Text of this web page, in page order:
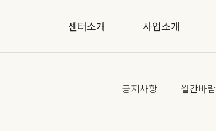
센터소개 사업소개
공지사항 월간바람